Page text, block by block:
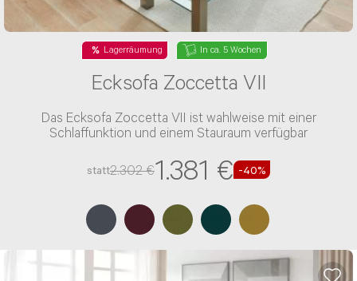
Lagerräumung In ca. 5 Wochen
Ecksofa Zoccetta VII
Das Ecksofa Zoccetta VII ist wahlweise mit einer
Schlaffunktion und einem Stauraum verfügbar
statt2.302 €1.381 € -40%